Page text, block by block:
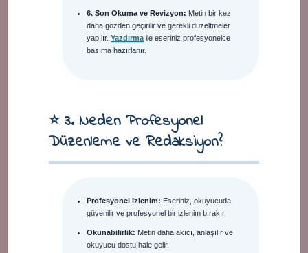
6. Son Okuma ve Revizyon: Metin bir kez
daha gözden geçirilir ve gerekli düzeltmeler
yapılır.Yazdırma ile eseriniz profesyonelce
basıma hazırlanır.
⭐ 3. Neden Profesyonel
Düzenleme ve Redaksiyon?
Profesyonel İzlenim: Eseriniz, okuyucuda
güvenilir ve profesyonel bir izlenim bırakır.
Okunabilirlik: Metin daha akıcı, anlaşılır ve
okuyucu dostu hale gelir.